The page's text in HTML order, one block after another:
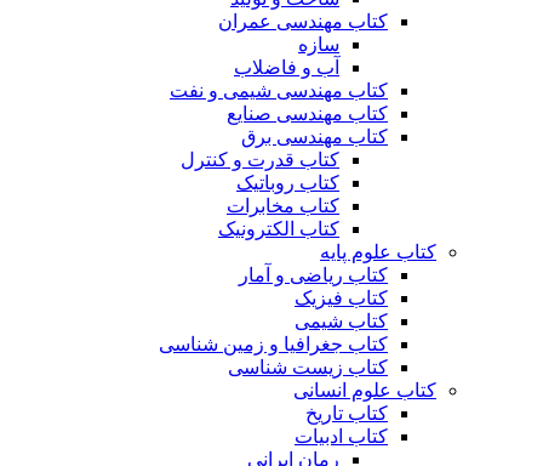
کتاب مهندسی عمران
سازه
آب و فاضلاب
کتاب مهندسی شیمی و نفت
کتاب مهندسی صنایع
کتاب مهندسی برق
کتاب قدرت و کنترل
کتاب روباتیک
کتاب مخابرات
کتاب الکترونیک
کتاب علوم پایه
کتاب ریاضی و آمار
کتاب فیزیک
کتاب شیمی
کتاب جغرافیا و زمین شناسی
کتاب زیست شناسی
کتاب علوم انسانی
کتاب تاریخ
کتاب ادبیات
رمان ایرانی